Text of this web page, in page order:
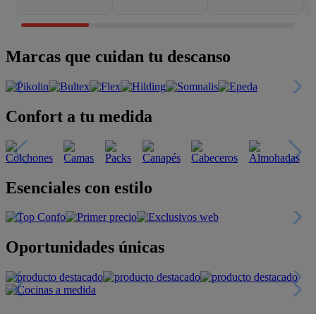
Marcas que cuidan tu descanso
Confort a tu medida
Esenciales con estilo
Oportunidades únicas